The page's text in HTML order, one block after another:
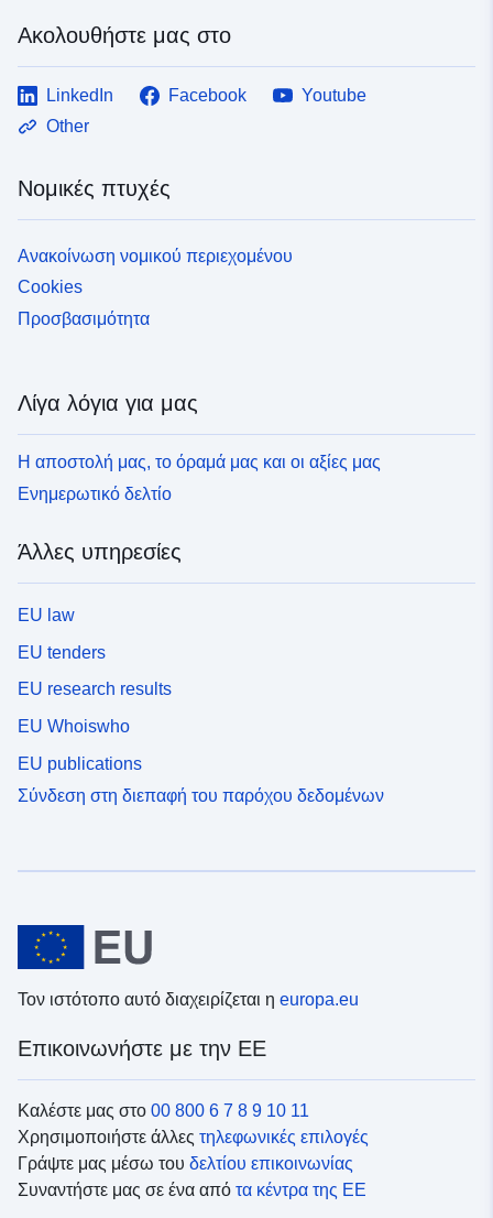
Ακολουθήστε μας στο
LinkedIn Facebook
Youtube
Other
Νομικές πτυχές
Ανακοίνωση νομικού περιεχομένου
Cookies
Προσβασιμότητα
Λίγα λόγια για μας
Η αποστολή μας, το όραμά μας και οι αξίες μας
Ενημερωτικό δελτίο
Άλλες υπηρεσίες
EU law
EU tenders
EU research results
EU Whoiswho
EU publications
Σύνδεση στη διεπαφή του παρόχου δεδομένων
Τον ιστότοπο αυτό διαχειρίζεται η europa.eu
Επικοινωνήστε με την ΕΕ
Καλέστε μας στο 00 800 6 7 8 9 10 11
Χρησιμοποιήστε άλλες τηλεφωνικές επιλογές
Γράψτε μας μέσω του δελτίου επικοινωνίας
Συναντήστε μας σε ένα από τα κέντρα της ΕΕ